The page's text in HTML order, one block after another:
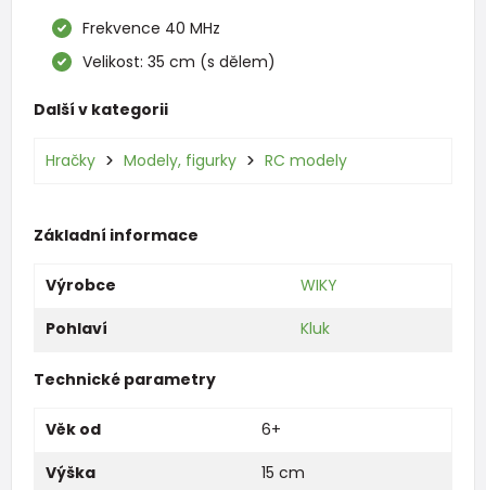
Frekvence 40 MHz
Velikost: 35 cm (s dělem)
Další v kategorii
Hračky Modely, figurky RC modely
Základní informace
Výrobce
WIKY
Pohlaví
Kluk
Technické parametry
Věk od
6+
Výška
15 cm